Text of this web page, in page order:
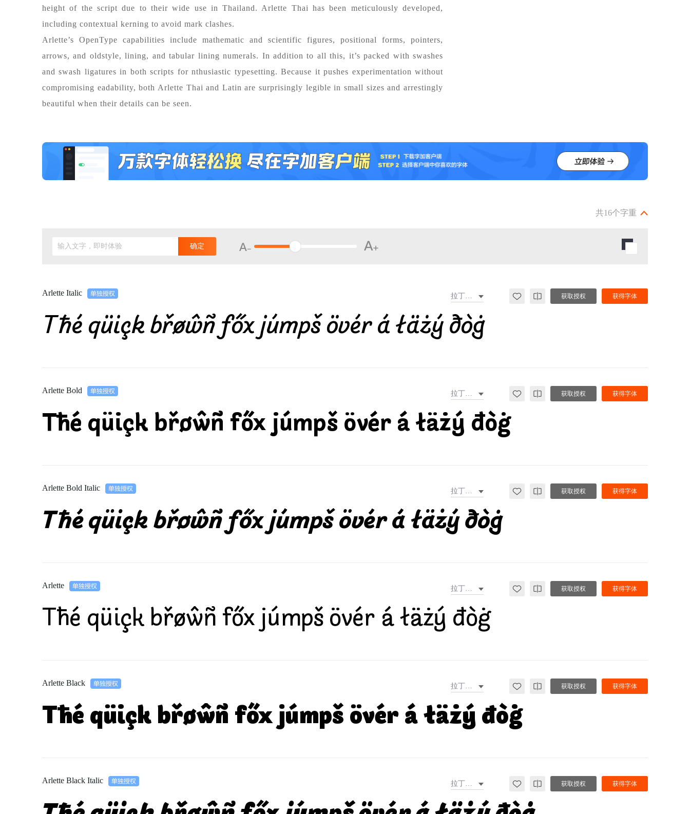
height of the script due to their wide use in Thailand. Arlette Thai has been meticulously developed,
including contextual kerning to avoid mark clashes.
Arlette’s OpenType capabilities include mathematic and scientific figures, positional forms, pointers,
arrows, and oldstyle, lining, and tabular lining numerals. In addition to all this, it’s packed with swashes
and swash ligatures in both scripts for nthusiastic typesetting. Because it pushes experimentation without
compromising eadability, both Arlette Thai and Latin are surprisingly legible in small sizes and arrestingly
beautiful when their details can be seen.
共16个字重
输入文字，即时体验 确定
Arlette Italic 获得字体
获取授权
Tħé qüiçk břøŵñ főx júmpš övér á łäżý đòġ
Arlette Bold 获得字体
获取授权
Tħé qüiçk břøŵñ főx júmpš övér á łäżý đòġ
Arlette Bold Italic 获得字体
获取授权
Tħé qüiçk břøŵñ főx júmpš övér á łäżý đòġ
Arlette 获得字体
获取授权
Tħé qüiçk břøŵñ főx júmpš övér á łäżý đòġ
Arlette Black 获得字体
获取授权
Tħé qüiçk břøŵñ főx júmpš övér á łäżý đòġ
Arlette Black Italic 获得字体
获取授权